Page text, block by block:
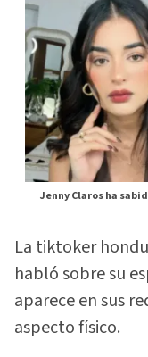
Jenny Claros ha
La tiktoker
habló sobre su
aparece en sus
aspecto físico.